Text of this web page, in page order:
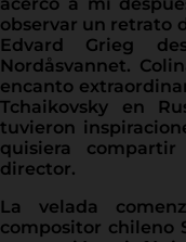
observar un retrato
Edvard Grieg
Nordåsvannet.
encanto
Tchaikovsky en
tuvieron
quisiera
director.
La velada
compositor chileno